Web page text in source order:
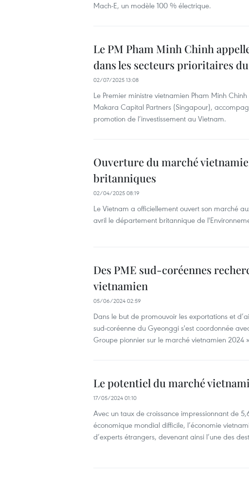
Mach-E, un modèle 100 % électrique.
Le PM Pham Minh Chinh
dans les secteurs prioritaires
02/07/2025 13:08
Le Premier ministre vietnamien Pham Minh
Makara Capital Partners (Singapour),
promotion de l’investissement au Vietnam.
Ouverture du marché
britanniques
02/04/2025 08:19
Le Vietnam a officiellement ouvert son marché
avril le département britannique de
Des PME sud-coréennes
vietnamien
05/06/2024 02:59
Dans le but de promouvoir les exportations et
sud-coréenne du Gyeonggi s'est coordonnée
Groupe pionnier sur le marché vietnamien 2024
Le potentiel du marché
17/05/2024 01:10
Avec un taux de croissance impressionnant de
économique mondial difficile, l’économie
d’experts étrangers, devenant ainsi l’une des